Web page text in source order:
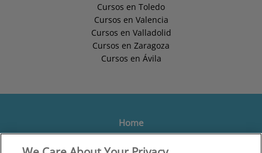
Cursos en Toledo
Cursos en Valencia
Cursos en Valladolid
Cursos en Zaragoza
Cursos en Ávila
Home
We Care About Your Privacy